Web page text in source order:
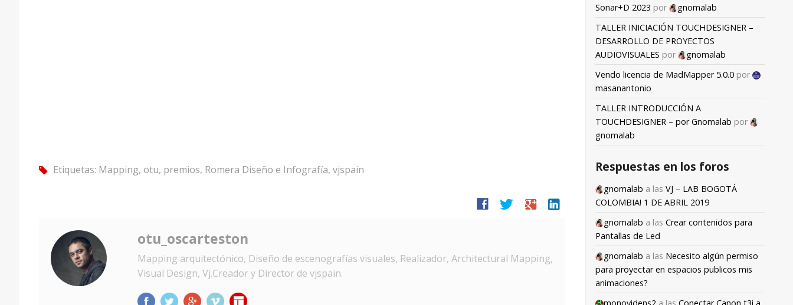
tag Etiquetas: Mapping, otu, premios, Romera Diseño e Infografía, vjspain
facebook twitter google linkedin
otu_oscarteston
Mapping arquitectónico, Diseño de escenografías visuales, Realizador, Architectural Mapping,
Visual Design, Vj.Creador y Director de vjspain.
Sonar+D 2023 por
gnomalab
TALLER INICIACIÓN TOUCHDESIGNER –
DESARROLLO DE PROYECTOS
AUDIOVISUALES por
gnomalab
Vendo licencia de MadMapper 5.0.0 por
masanantonio
TALLER INTRODUCCIÓN A
TOUCHDESIGNER – por Gnomalab por
gnomalab
Respuestas en los foros
gnomalab a las VJ – LAB BOGOTÁ
COLOMBIA! 1 DE ABRIL 2019
gnomalab a las Crear contenidos para
Pantallas de Led
gnomalab a las Necesito algún permiso
para proyectar en espacios publicos mis
animaciones?